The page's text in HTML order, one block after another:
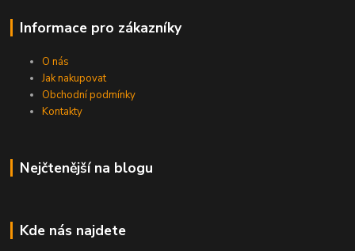
Informace pro zákazníky
O nás
Jak nakupovat
Obchodní podmínky
Kontakty
Nejčtenější na blogu
Kde nás najdete